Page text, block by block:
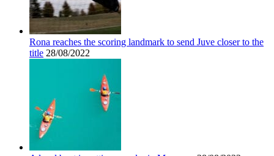
Rona reaches the scoring landmark to send Juve closer to the
title 28/08/2022